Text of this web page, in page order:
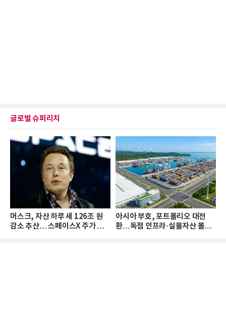
글로벌 슈퍼리치
머스크, 자산 하루 새 126조 원
감소 추산… 스페이스X 주가 하
아시아 부호, 포트폴리오 대전
환…독점 인프라·실물자산 몰린